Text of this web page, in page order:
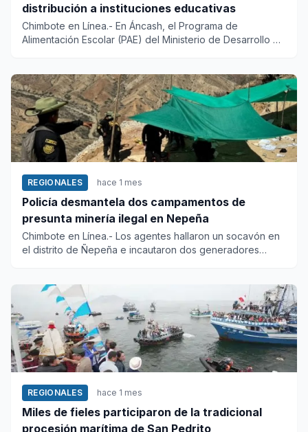
distribución a instituciones educativas
Chimbote en Línea.- En Áncash, el Programa de
Alimentación Escolar (PAE) del Ministerio de Desarrollo e
REGIONALES hace 1 mes
Policía desmantela dos campamentos de
presunta minería ilegal en Nepeña
Chimbote en Línea.- Los agentes hallaron un socavón en
el distrito de Ñepeña e incautaron dos generadores
REGIONALES hace 1 mes
Miles de fieles participaron de la tradicional
procesión marítima de San Pedrito